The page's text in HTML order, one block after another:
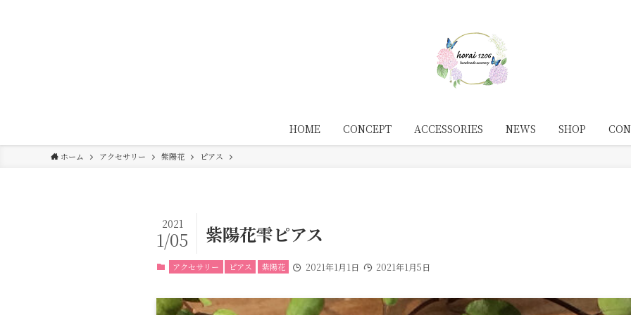
HOME CONCEPT ACCESSORIES NEWS SHOP
ホーム アクセサリー 紫陽花 ピアス
紫陽花雫ピアス
2021
1/05
アクセサリー ピアス 紫陽花 2021年1月1日 2021年1月5日